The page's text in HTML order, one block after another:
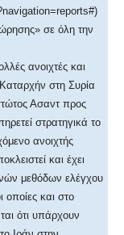
σε όλη την
ανοιχτές και
στη Συρία
Ασαντ προς
στρατηγικά το
ανοιχτής
και έχει
μεθόδων ελέγχου
οποίες και στο
ότι υπάρχουν